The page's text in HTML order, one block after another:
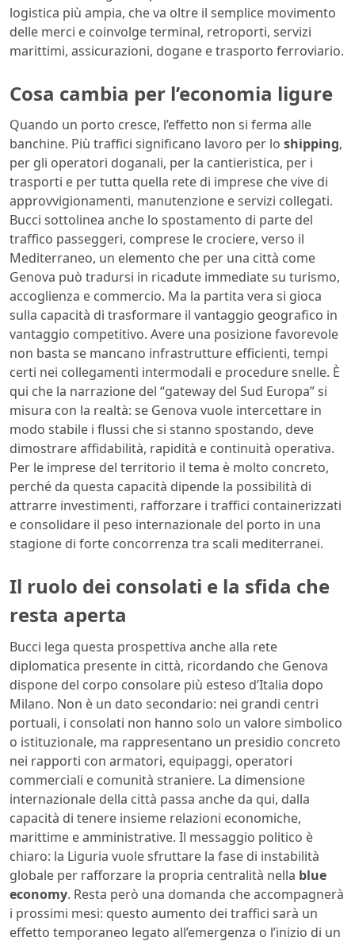
logistica più ampia, che va oltre il semplice movimento
delle merci e coinvolge terminal, retroporti, servizi
marittimi, assicurazioni, dogane e trasporto ferroviario.
Cosa cambia per l’economia ligure
Quando un porto cresce, l’effetto non si ferma alle
banchine. Più traffici significano lavoro per lo shipping,
per gli operatori doganali, per la cantieristica, per i
trasporti e per tutta quella rete di imprese che vive di
approvvigionamenti, manutenzione e servizi collegati.
Bucci sottolinea anche lo spostamento di parte del
traffico passeggeri, comprese le crociere, verso il
Mediterraneo, un elemento che per una città come
Genova può tradursi in ricadute immediate su turismo,
accoglienza e commercio. Ma la partita vera si gioca
sulla capacità di trasformare il vantaggio geografico in
vantaggio competitivo. Avere una posizione favorevole
non basta se mancano infrastrutture efficienti, tempi
certi nei collegamenti intermodali e procedure snelle. È
qui che la narrazione del “gateway del Sud Europa” si
misura con la realtà: se Genova vuole intercettare in
modo stabile i flussi che si stanno spostando, deve
dimostrare affidabilità, rapidità e continuità operativa.
Per le imprese del territorio il tema è molto concreto,
perché da questa capacità dipende la possibilità di
attrarre investimenti, rafforzare i traffici containerizzati
e consolidare il peso internazionale del porto in una
stagione di forte concorrenza tra scali mediterranei.
Il ruolo dei consolati e la sfida che
resta aperta
Bucci lega questa prospettiva anche alla rete
diplomatica presente in città, ricordando che Genova
dispone del corpo consolare più esteso d’Italia dopo
Milano. Non è un dato secondario: nei grandi centri
portuali, i consolati non hanno solo un valore simbolico
o istituzionale, ma rappresentano un presidio concreto
nei rapporti con armatori, equipaggi, operatori
commerciali e comunità straniere. La dimensione
internazionale della città passa anche da qui, dalla
capacità di tenere insieme relazioni economiche,
marittime e amministrative. Il messaggio politico è
chiaro: la Liguria vuole sfruttare la fase di instabilità
globale per rafforzare la propria centralità nella blue
economy. Resta però una domanda che accompagnerà
i prossimi mesi: questo aumento dei traffici sarà un
effetto temporaneo legato all’emergenza o l’inizio di un